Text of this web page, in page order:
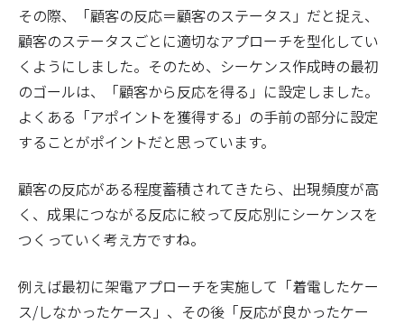
その際、「顧客の反応＝顧客のステータス」だと捉え、
顧客のステータスごとに適切なアプローチを型化してい
くようにしました。そのため、シーケンス作成時の最初
のゴールは、「顧客から反応を得る」に設定しました。
よくある「アポイントを獲得する」の手前の部分に設定
することがポイントだと思っています。
顧客の反応がある程度蓄積されてきたら、出現頻度が高
く、成果につながる反応に絞って反応別にシーケンスを
つくっていく考え方ですね。
例えば最初に架電アプローチを実施して「着電したケー
ス/しなかったケース」、その後「反応が良かったケー